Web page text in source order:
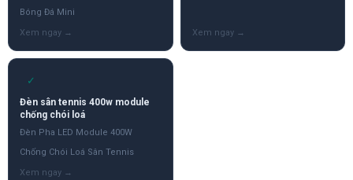
Bóng Đá Mini
✓
Đèn sân tennis 400w module
chống chói loá
Đèn Pha LED Module 400W
Chống Chói Loá Sân Tennis